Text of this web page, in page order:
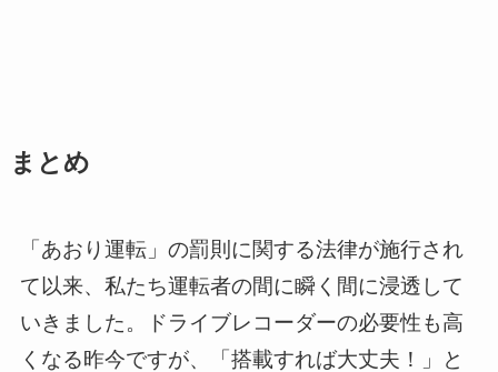
まとめ
「あおり運転」の罰則に関する法律が施行され
て以来、私たち運転者の間に瞬く間に浸透して
いきました。ドライブレコーダーの必要性も高
くなる昨今ですが、「搭載すれば大丈夫！」と